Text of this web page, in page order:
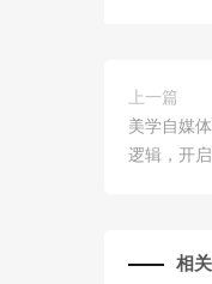
上一篇
美学自媒
逻辑，开
相